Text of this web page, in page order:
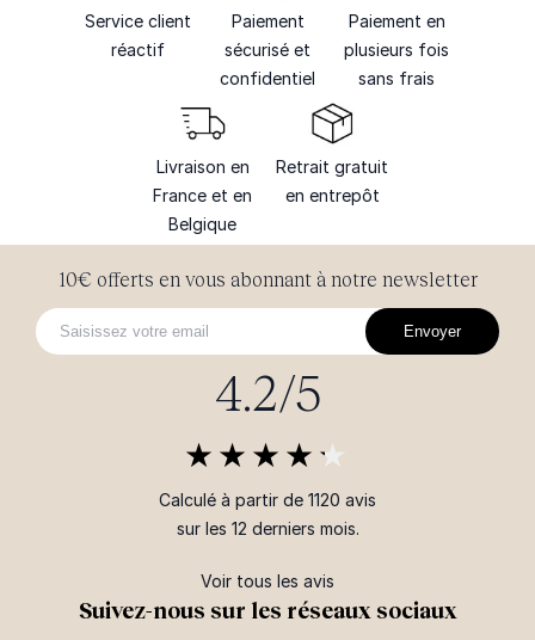
Service client
réactif
Paiement
sécurisé et
confidentiel
Paiement en
plusieurs fois
sans frais
Livraison en
France et en
Belgique
Retrait gratuit
en entrepôt
Suivez-nous sur les réseaux sociaux
10€ offerts en vous abonnant à notre newsletter
Envoyer
4.2/5
Calculé à partir de 1120 avis
sur les 12 derniers mois.
Voir tous les avis